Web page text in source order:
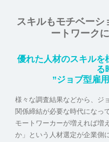
スキルもモチベーシ
ートワーク
優れた人材のスキルを
る
”ジョブ型雇
様々な調査結果などから、ジ
関係締結が必要な時代になっ
モートワーカーが増えれば増
か」という人材選定が企業側